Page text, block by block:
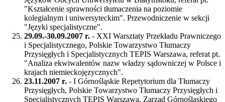
"Kształcenie sprawności tłumaczenia na poziomie
kolegialnym i uniwersyteckim". Przewodniczenie w sekcji
"Języki specjalistyczne".
29.09.-30.09.2007 r. - XXI Warsztaty Przekładu Prawniczego
i Specjalistycznego, Polskie Towarzystwo Tłumaczy
Przysięgłych i Specjalistycznych TEPIS Warszawa, referat pt.
"Analiza ekwiwalentów nazw władzy sądowniczej w Polsce i
krajach niemieckojęzycznych".
23.11.2007 r. - I Górnośląskie Repetytorium dla Tłumaczy
Przysięgłych, Polskie Towarzystwo Tłumaczy Przysięgłych i
Specjalistycznych TEPIS Warszawa, Zarząd Górnośląskiego